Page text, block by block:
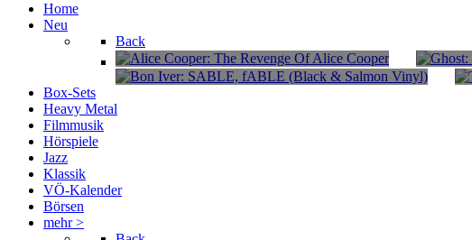
Home
Neu
BackCooper
Bon Iver: SABLE, fABLE (Black & Salmon
Vinyl)
Box-Sets
Heavy Metal
Filmmusik
Hörspiele
Jazz
Klassik
VÖ-Kalender
Börsen
mehr >